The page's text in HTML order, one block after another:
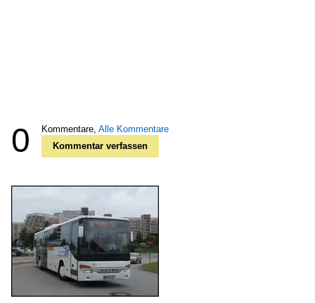
0 Kommentare, Alle Kommentare
Kommentar verfassen